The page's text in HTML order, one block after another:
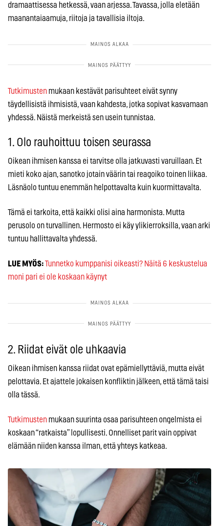
dramaattisessa hetkessä, vaan arjessa. Tavassa, jolla eletään
maanantaiaamuja, riitoja ja tavallisia iltoja.
Tutkimusten mukaan kestävät parisuhteet eivät synny
täydellisistä ihmisistä, vaan kahdesta, jotka sopivat kasvamaan
yhdessä. Näistä merkeistä sen usein tunnistaa.
1. Olo rauhoittuu toisen seurassa
Oikean ihmisen kanssa ei tarvitse olla jatkuvasti varuillaan. Et
mieti koko ajan, sanotko jotain väärin tai reagoiko toinen liikaa.
Läsnäolo tuntuu enemmän helpottavalta kuin kuormittavalta.
Tämä ei tarkoita, että kaikki olisi aina harmonista. Mutta
perusolo on turvallinen. Hermosto ei käy ylikierroksilla, vaan arki
tuntuu hallittavalta yhdessä.
LUE MYÖS:Tunnetko kumppanisi oikeasti? Näitä 6 keskustelua
moni pari ei ole koskaan käynyt
2. Riidat eivät ole uhkaavia
Oikean ihmisen kanssa riidat ovat epämiellyttäviä, mutta eivät
pelottavia. Et ajattele jokaisen konfliktin jälkeen, että tämä taisi
olla tässä.
Tutkimusten mukaan suurinta osaa parisuhteen ongelmista ei
koskaan “ratkaista” lopullisesti. Onnelliset parit vain oppivat
elämään niiden kanssa ilman, että yhteys katkeaa.